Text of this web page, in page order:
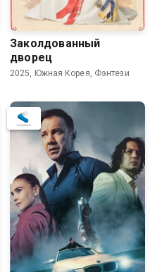
Заколдованный
дворец
2025, Южная Корея, Фэнтези